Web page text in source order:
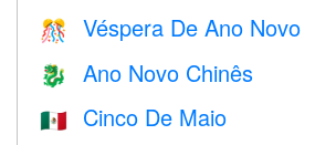
🎊 Véspera De Ano Novo
🐉 Ano Novo Chinês
🇲🇽 Cinco De Maio